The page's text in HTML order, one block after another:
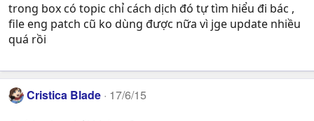
trong box có topic chỉ cách dịch đó tự tìm hiểu đi bác ,
file eng patch cũ ko dùng được nữa vì jge update nhiều
quá rồi
Cristica Blade 17/6/15